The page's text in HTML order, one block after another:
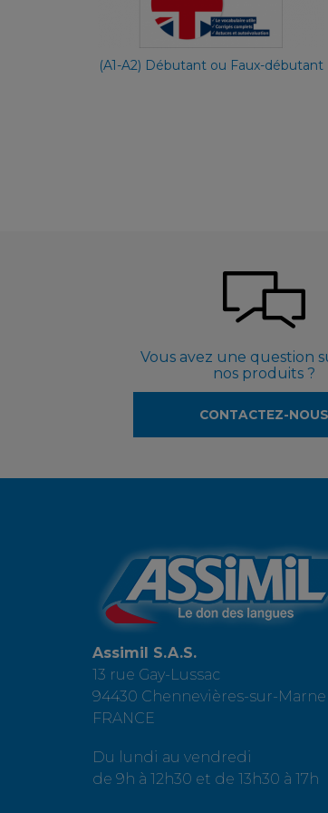
(A1-A2) Débutant ou Faux-débutant
7,90 €
Vous avez une question
nos produits ?
CONTACTEZ-NOUS
Assimil S.A.S.
13 rue Gay-Lussac
94430 Chennevières-sur-Marne
FRANCE
Du lundi au vendredi
de 9h à 12h30 et de 13h30 à 17h